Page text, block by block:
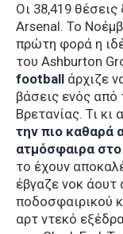
Οι 38,419
Arsenal. Το
πρώτη φορά η
του Ashburton
football άρχιζε
βάσεις ενός
Βρετανίας. Τι κι
την πιο καθαρά
ατμόσφαιρα στο
το έχουν
έβγαζε νοκ
ποδοσφαιρικού
αρτ ντεκό